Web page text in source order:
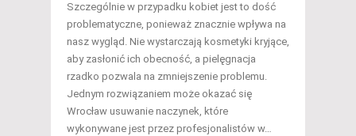
Szczególnie w przypadku kobiet jest to dość
problematyczne, ponieważ znacznie wpływa na
nasz wygląd. Nie wystarczają kosmetyki kryjące,
aby zasłonić ich obecność, a pielęgnacja
rzadko pozwala na zmniejszenie problemu.
Jednym rozwiązaniem może okazać się
Wrocław usuwanie naczynek, które
wykonywane jest przez profesjonalistów w…